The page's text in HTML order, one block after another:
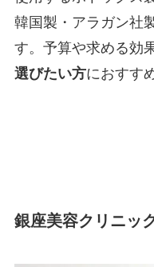
韓国製・アラガン社
す。予算や求める効
選びたい方におすす
銀座美容クリニッ